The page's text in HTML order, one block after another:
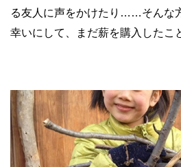
る友人に声をかけたり……そんな
幸いにして、まだ薪を購入したこ